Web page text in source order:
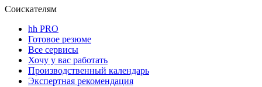
Соискателям
hh PRO
Готовое резюме
Все сервисы
Хочу у вас работать
Производственный календарь
Экспертная рекомендация